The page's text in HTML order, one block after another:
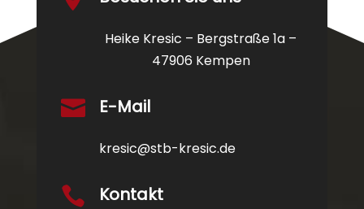
Heike Kresic – Bergstraße 1a –
47906 Kempen
 E-Mail
kresic@stb-kresic.de
 Kontakt